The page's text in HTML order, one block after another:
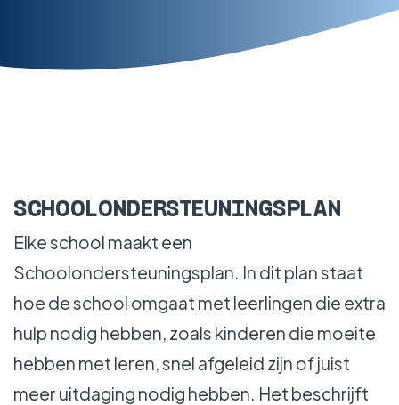
SCHOOLONDERSTEUNINGSPLAN
Elke school maakt een
Schoolondersteuningsplan. In dit plan staat
hoe de school omgaat met leerlingen die extra
hulp nodig hebben, zoals kinderen die moeite
hebben met leren, snel afgeleid zijn of juist
meer uitdaging nodig hebben. Het beschrijft